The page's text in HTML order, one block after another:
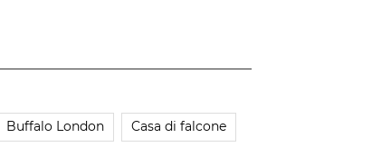
Buffalo London Casa di falcone